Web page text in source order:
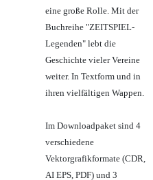
eine große Rolle. Mit der
Buchreihe "ZEITSPIEL-
Legenden" lebt die
Geschichte vieler Vereine
weiter. In Textform und in
ihren vielfältigen Wappen.
Im Downloadpaket sind 4
verschiedene
Vektorgrafikformate (CDR,
AI EPS, PDF) und 3